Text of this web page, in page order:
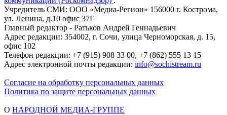
Учредитель СМИ: ООО «Медиа-Регион» 156000 г. Кострома,
ул. Ленина, д.10 офис 37Г
Главный редактор - Ратьков Андрей Геннадьевич
Адрес редакции: 354002, г. Сочи, улица Черноморская, д. 15,
офис 102
Телефон редакции: +7 (915) 908 33 00, +7 (862) 555 13 15
Адрес электронной почты редакции: info@sochistream.ru
Согласие на обработку персональных данных
Политика по защите персональных данных
О НАРОДНОЙ МЕДИА-ГРУППЕ